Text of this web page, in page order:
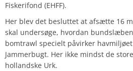
Fiskerifond (EHFF).
Her blev det besluttet at afsætte 16
skal undersøge, hvordan
bomtrawl specielt påvirker
Jammerbugt. Her ikke mindst de
hollandske Urk.